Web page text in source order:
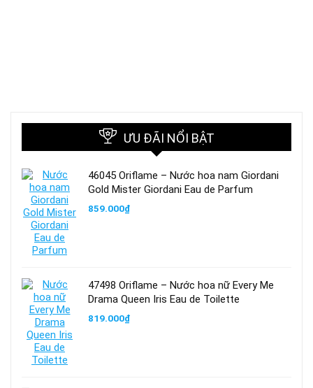
ƯU ĐÃI NỔI BẬT
46045 Oriflame – Nước hoa nam Giordani
Gold Mister Giordani Eau de Parfum
859.000₫
47498 Oriflame – Nước hoa nữ Every Me
Drama Queen Iris Eau de Toilette
819.000₫